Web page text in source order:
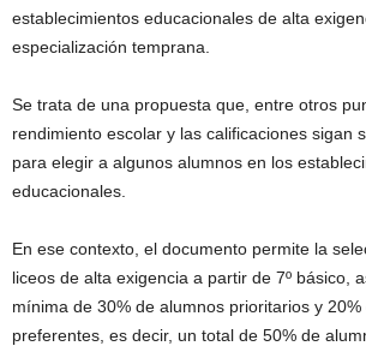
establecimientos educacionales de alta
especialización temprana.
Se trata de una propuesta que, entre otros
rendimiento escolar y las calificaciones sigan
para elegir a algunos alumnos en los
educacionales.
En ese contexto, el documento permite la
liceos de alta exigencia a partir de 7º básico,
mínima de 30% de alumnos prioritarios y
preferentes, es decir, un total de 50% de